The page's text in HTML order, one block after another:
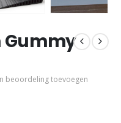
Gummy
beoordeling toevoegen